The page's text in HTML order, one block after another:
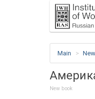
Main
New book